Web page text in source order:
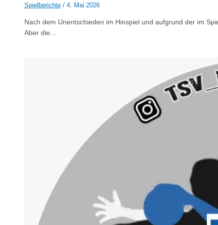
Spielberichte/ 4. Mai 2026
Nach dem Unentschieden im Hinspiel und aufgrund der im
Aber die…